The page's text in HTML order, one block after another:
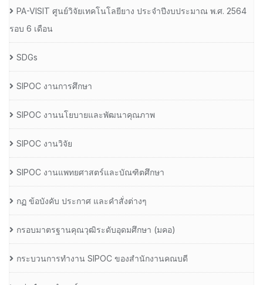
PA-VISIT ศูนย์วิจัยเทคโนโลยียาง ประจำปีงบประมาณ พ.ศ. 2564
รอบ 6 เดือน
SDGs
SIPOC งานการศึกษา
SIPOC งานนโยบายและพัฒนาคุณภาพ
SIPOC งานวิจัย
SIPOC งานแพทยศาสตร์และบัณฑิตศึกษา
กฏ ข้อบังคับ ประกาศ และคำสั่งต่างๆ
กรอบมาตรฐานคุณวุฒิระดับอุดมศึกษา (มคอ)
กระบวนการทำงาน SIPOC ของสำนักงานคณบดี